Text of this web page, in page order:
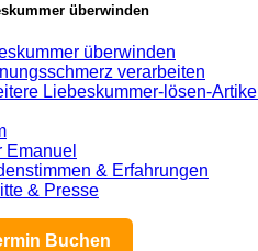
überwinden
überwinden
verarbeiten
Liebeskummer-lösen-Artikel
Emanuel
& Erfahrungen
& Presse
Buchen